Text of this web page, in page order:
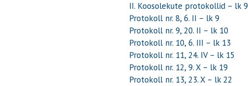
II. Koosolekute protokollid – lk 9
Protokoll nr. 8, 6. II – lk 9
Protokoll nr. 9, 20. II – lk 10
Protokoll nr. 10, 6. III – lk 13
Protokoll nr. 11, 24. IV – lk 15
Protokoll nr. 12, 9. X – lk 19
Protokoll nr. 13, 23. X – lk 22